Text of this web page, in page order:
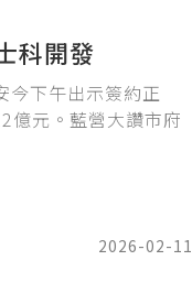
科開發
今下午出示簽約正
億元。藍營大讚市府
2026-02-11